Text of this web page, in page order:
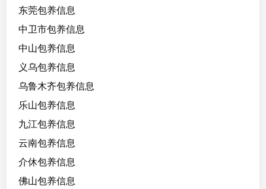
线
天
逼
1
8
1
5
5
8
5
东莞包养信息
中卫市包养信息
中山包养信息
义乌包养信息
乌鲁木齐包养信息
乐山包养信息
九江包养信息
云南包养信息
介休包养信息
佛山包养信息